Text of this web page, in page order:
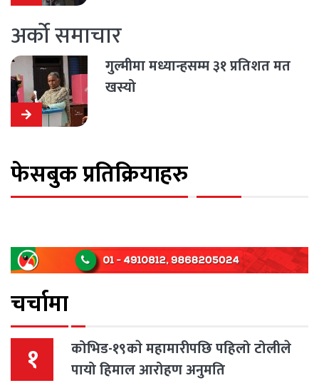
अर्को समाचार
गुल्मीमा मध्यान्हसम्म ३१ प्रतिशत मत
खस्यो
फेसबुक प्रतिक्रियाहरु
चर्चामा
१
कोभिड-१९काे महामारीपछि पहिलो टोलीले
पायो हिमाल आरोहण अनुमति